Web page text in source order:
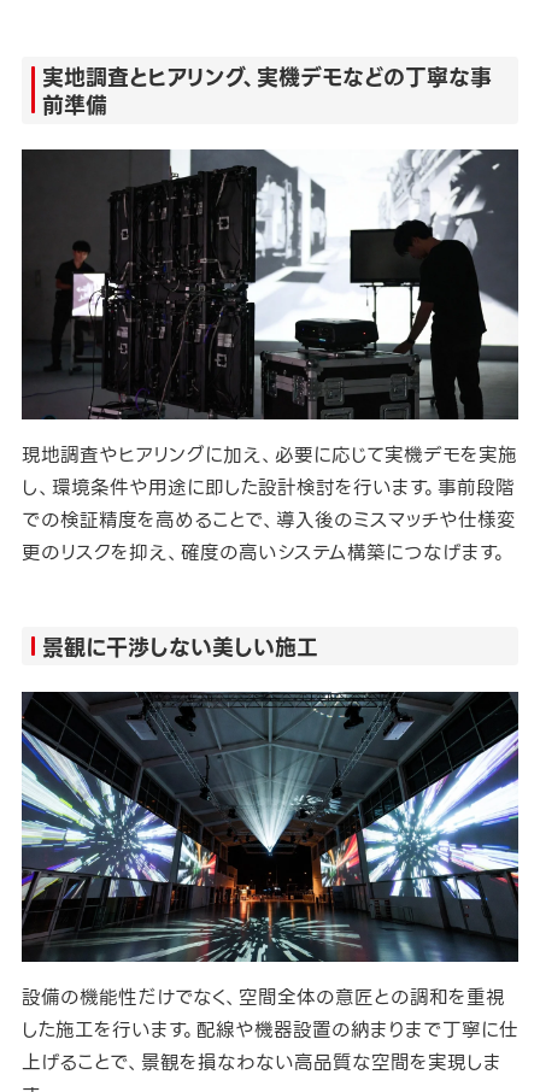
実地調査とヒアリング、実機デモなどの丁寧な事
前準備
現地調査やヒアリングに加え、必要に応じて実機デモを実施
し、環境条件や用途に即した設計検討を行います。事前段階
での検証精度を高めることで、導入後のミスマッチや仕様変
更のリスクを抑え、確度の高いシステム構築につなげます。
景観に干渉しない美しい施工
設備の機能性だけでなく、空間全体の意匠との調和を重視
した施工を行います。配線や機器設置の納まりまで丁寧に仕
上げることで、景観を損なわない高品質な空間を実現しま